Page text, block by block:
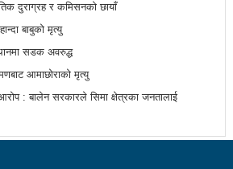
कार्यक्रमको तयारीः तीन
रिराइटिङ डेस्टिनी’ को विशेष प्रदर्शनी
जात्राः कलाकारको व्यवस्थापनमा
दुराग्रह र कमिसनको छायाँ
बाबुको मृत्यु
सडक अवरुद्ध
आमाछोराको मृत्यु
: बालेन सरकारले सिमा क्षेत्रका जनतालाई